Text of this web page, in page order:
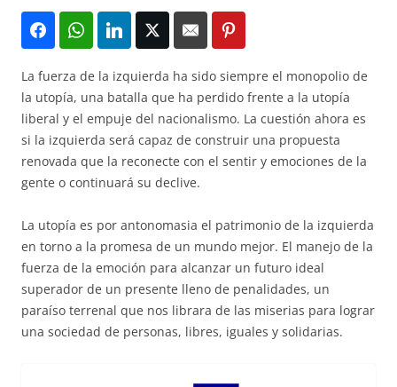
La fuerza de la izquierda ha sido siempre el monopolio de
la utopía, una batalla que ha perdido frente a la utopía
liberal y el empuje del nacionalismo. La cuestión ahora es
si la izquierda será capaz de construir una propuesta
renovada que la reconecte con el sentir y emociones de la
gente o continuará su declive.
La utopía es por antonomasia el patrimonio de la izquierda
en torno a la promesa de un mundo mejor. El manejo de la
fuerza de la emoción para alcanzar un futuro ideal
superador de un presente lleno de penalidades, un
paraíso terrenal que nos librara de las miserias para lograr
una sociedad de personas, libres, iguales y solidarias.